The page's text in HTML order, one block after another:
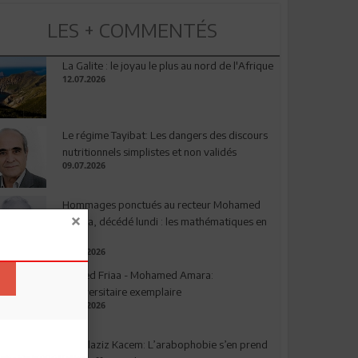
LES + COMMENTÉS
La Galite : le joyau le plus au nord de l'Afrique
12.07.2026
Le régime Tayibat: Les dangers des discours
nutritionnels simplistes et non validés
09.07.2026
Hommages ponctués au recteur Mohamed
Amara, décédé lundi : les mathématiques en
03.08.2026
Ahmed Friaa - Mohamed Amara:
l’Universitaire exemplaire
04.08.2026
Abdelaziz Kacem: L’arabophobie s’en prend